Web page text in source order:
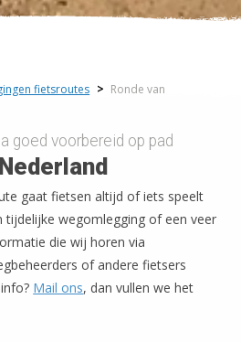
fietsroutes > Ronde van
goed voorbereid op pad
gaat fietsen altijd of iets speelt
tijdelijke wegomlegging of een veer
die wij horen via
of andere fietsers
Mail ons, dan vullen we het